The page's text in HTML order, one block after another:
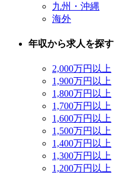
九州・沖縄
海外
年収から求人を探す
2,000万円以上
1,900万円以上
1,800万円以上
1,700万円以上
1,600万円以上
1,500万円以上
1,400万円以上
1,300万円以上
1,200万円以上